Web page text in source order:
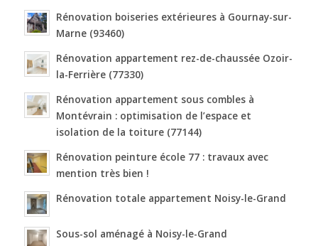
Rénovation boiseries extérieures à Gournay-sur-
Marne (93460)
Rénovation appartement rez-de-chaussée Ozoir-
la-Ferrière (77330)
Rénovation appartement sous combles à
Montévrain : optimisation de l’espace et
isolation de la toiture (77144)
Rénovation peinture école 77 : travaux avec
mention très bien !
Rénovation totale appartement Noisy-le-Grand
Sous-sol aménagé à Noisy-le-Grand